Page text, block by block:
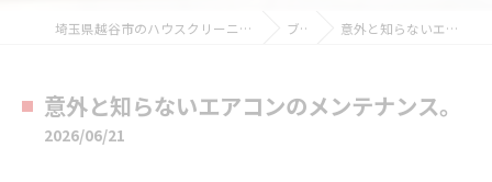
埼玉県越谷市のハウスクリーニングならおそうじ革命越谷大袋店 ブログ 意外と知らないエアコンのメンテナンス。
意外と知らないエアコンのメンテナンス。
2026/06/21